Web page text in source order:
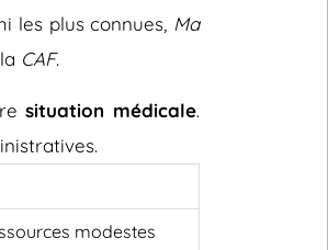
les plus connues, Ma
CAF.
situation médicale.
modestes